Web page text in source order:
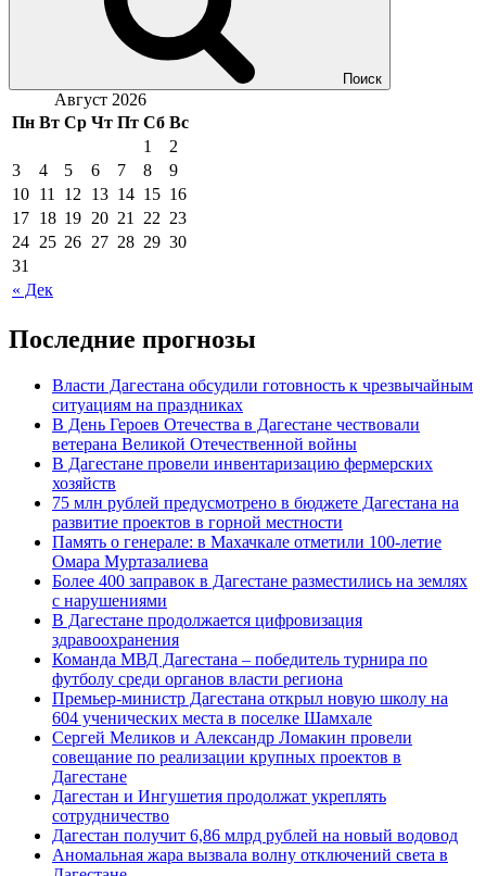
Поиск
Август 2026
Пн Вт Ср Чт Пт Сб Вс
« Дек
1
2
3
4 5 6 7 8
9
10 11 12 13 14 15 16
17 18 19 20 21 22 23
24 25 26 27 28 29 30
31
Последние прогнозы
Власти Дагестана обсудили готовность к чрезвычайным
ситуациям на праздниках
В День Героев Отечества в Дагестане чествовали
ветерана Великой Отечественной войны
В Дагестане провели инвентаризацию фермерских
хозяйств
75 млн рублей предусмотрено в бюджете Дагестана на
развитие проектов в горной местности
Память о генерале: в Махачкале отметили 100-летие
Омара Муртазалиева
Более 400 заправок в Дагестане разместились на землях
с нарушениями
В Дагестане продолжается цифровизация
здравоохранения
Команда МВД Дагестана – победитель турнира по
футболу среди органов власти региона
Премьер-министр Дагестана открыл новую школу на
604 ученических места в поселке Шамхале
Сергей Меликов и Александр Ломакин провели
совещание по реализации крупных проектов в
Дагестане
Дагестан и Ингушетия продолжат укреплять
сотрудничество
Дагестан получит 6,86 млрд рублей на новый водовод
Аномальная жара вызвала волну отключений света в